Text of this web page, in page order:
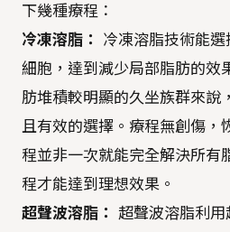
下幾種療程：
冷凍溶脂：
冷凍溶脂技術能
細胞，達到減少局部脂肪的效
肪堆積較明顯的久坐族群來說
且有效的選擇。療程無創傷，
程並非一次就能完全解決所有
程才能達到理想效果。
超聲波溶脂： 超聲波溶脂利